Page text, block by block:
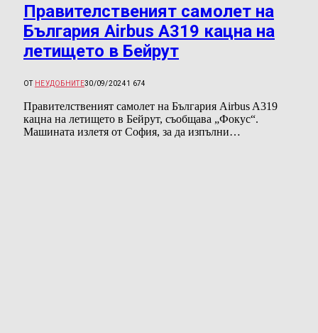
Правителственият самолет на
България Airbus A319 кацна на
летището в Бейрут
ОТ НЕУДОБНИТЕ30/09/20241 674
Правителственият самолет на България Airbus A319
кацна на летището в Бейрут, съобщава „Фокус“.
Машината излетя от София, за да изпълни…